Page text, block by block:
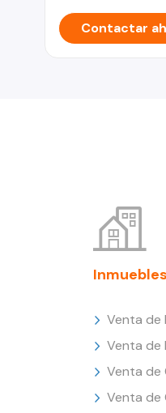
Contactar
Inmuebles
Venta de
Venta de
Venta de
Venta de